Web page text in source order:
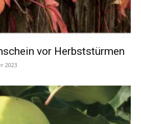
vor Herbststürmen
2023